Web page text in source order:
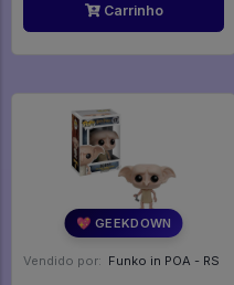
Carrinho
💖 GEEKDOWN
Vendido por: Funko in POA - RS